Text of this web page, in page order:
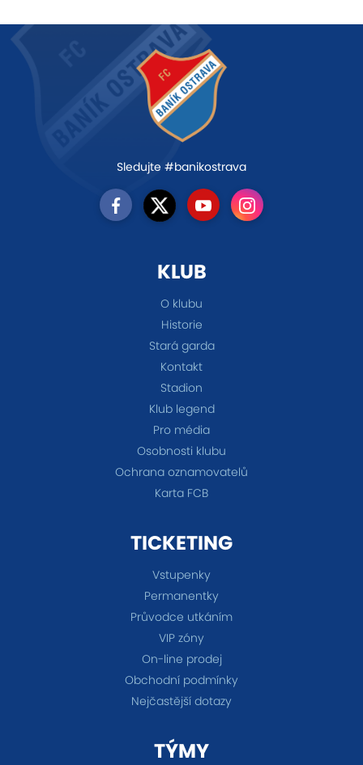
Sledujte #banikostrava
KLUB
O klubu
Historie
Stará garda
Kontakt
Stadion
Klub legend
Pro média
Osobnosti klubu
Ochrana oznamovatelů
Karta FCB
TICKETING
Vstupenky
Permanentky
Průvodce utkáním
VIP zóny
On-line prodej
Obchodní podmínky
Nejčastější dotazy
TÝMY